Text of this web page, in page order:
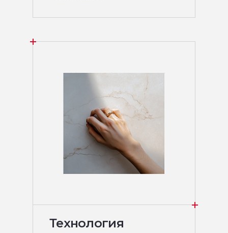
Технология